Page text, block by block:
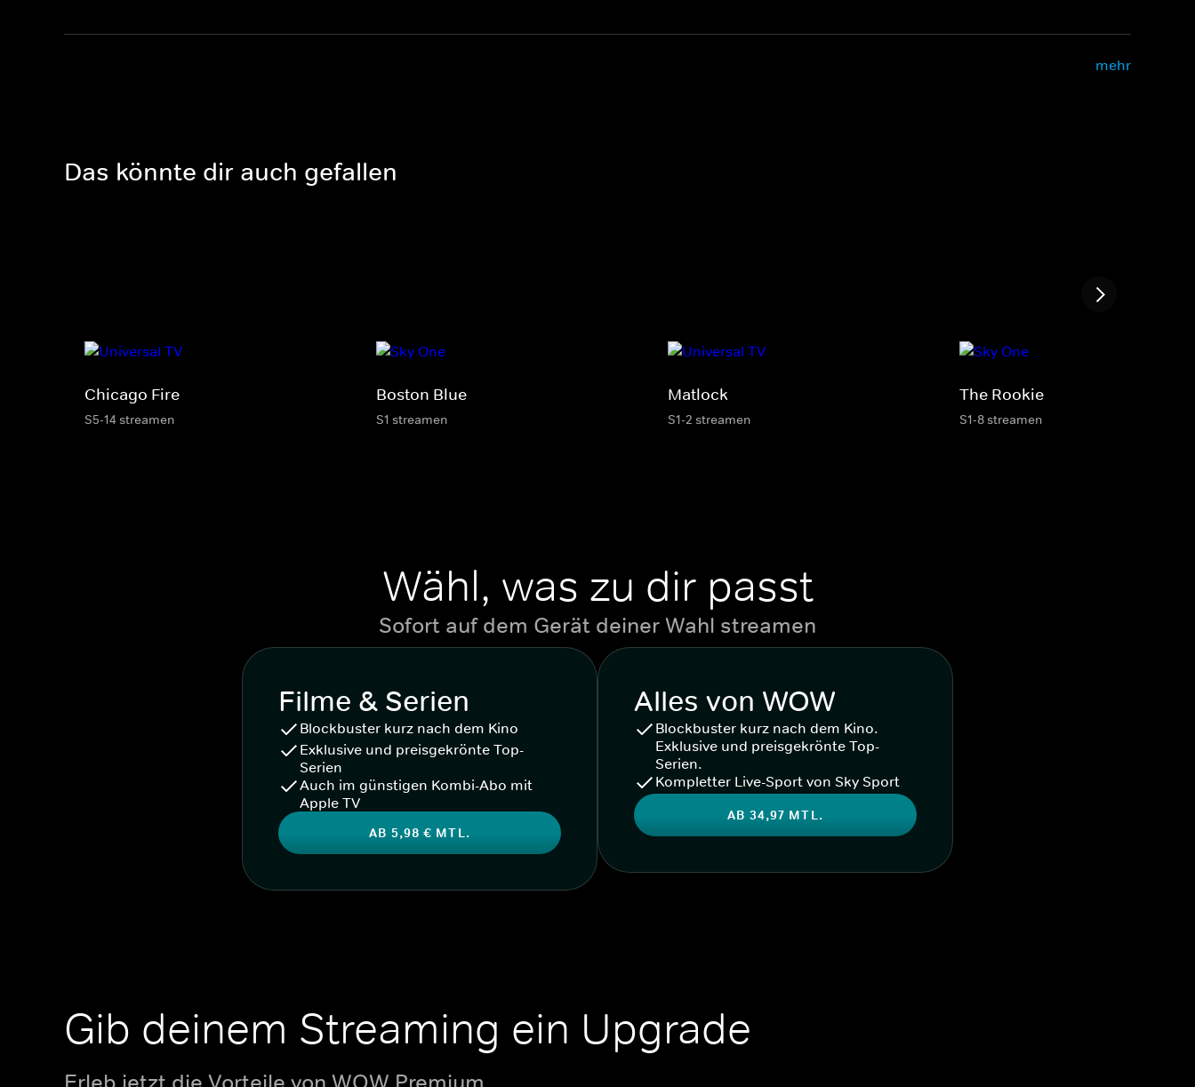
mehr
Das könnte dir auch gefallen
Chicago Fire
S5-14 streamen
Boston Blue
S1 streamen
Matlock
S1-2 streamen
The Rookie
S1-8 streamen
Wähl, was zu dir passt
Sofort auf dem Gerät deiner Wahl streamen
Filme & Serien
Blockbuster kurz nach dem Kino
Exklusive und preisgekrönte Top-
Serien
Auch im günstigen Kombi-Abo mit
Apple TV
AB 5,98 € MTL.
Alles von WOW
Blockbuster kurz nach dem Kino.
Exklusive und preisgekrönte Top-
Serien.
Kompletter Live-Sport von Sky Sport
AB 34,97 MTL.
Gib deinem Streaming ein Upgrade